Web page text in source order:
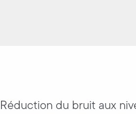
Réduction du bruit aux